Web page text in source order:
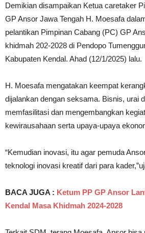
Demikian disampaikan Ketua caretaker
GP Ansor Jawa Tengah H. Moesafa
pelantikan Pimpinan Cabang (PC) GP
khidmah 202-2028 di Pendopo
Kabupaten Kendal. Ahad (12/1/2025) lalu.
H. Moesafa mengatakan keempat
dijalankan dengan seksama. Bisnis, urai
memfasilitasi dan mengembangkan
kewirausahaan serta upaya-upaya
“Kemudian inovasi, itu agar pemuda
teknologi inovasi kreatif dari para
BACA JUGA : Ketum PP GP Ansor
Kendal Masa Khidmah 2024-2028